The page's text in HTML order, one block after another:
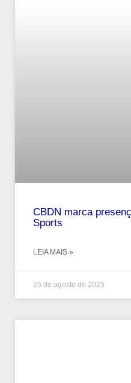
CBDN marca
Sports
LEIA MAIS »
25 de agosto de 2025